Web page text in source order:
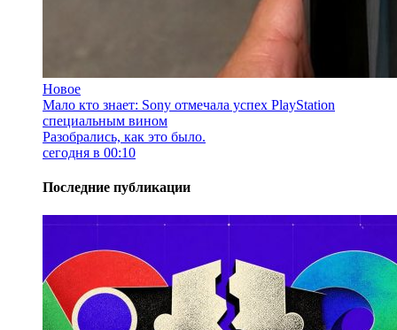
Новое
Мало кто знает: Sony отмечала успех PlayStation
специальным вином
Разобрались, как это было.
сегодня в 00:10
Последние публикации